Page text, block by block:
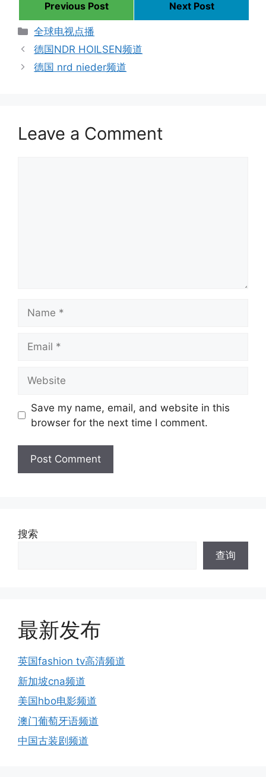
Previous Post
Next Post
Categories
全球电视点播
德国NDR HOILSEN频道
德国 nrd nieder频道
Leave a Comment
Save my name, email, and website in this
browser for the next time I comment.
搜索
查询
最新发布
英国fashion tv高清频道
新加坡cna频道
美国hbo电影频道
澳门葡萄牙语频道
中国古装剧频道